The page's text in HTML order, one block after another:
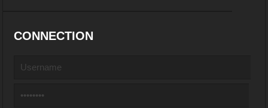
CONNECTION